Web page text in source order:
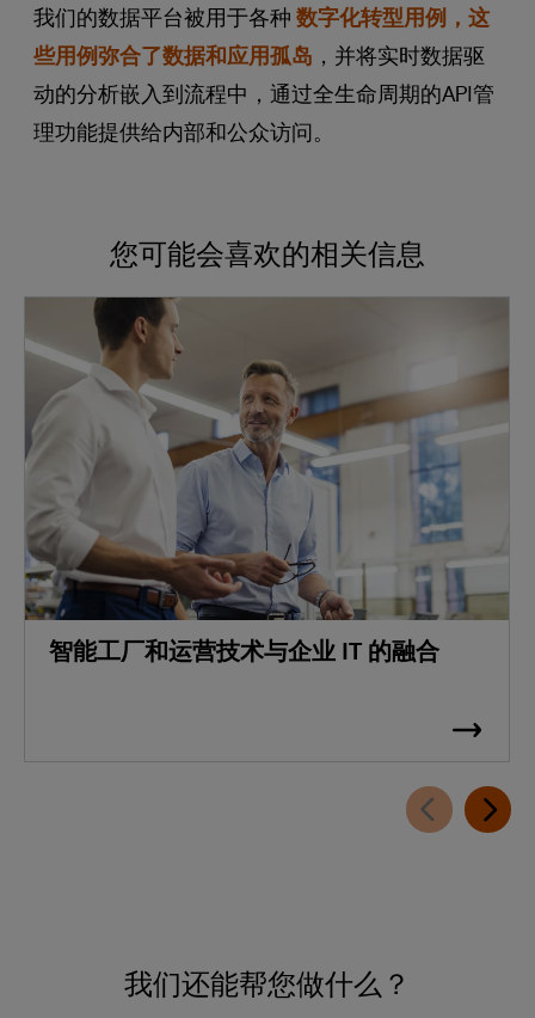
我们的数据平台被用于各种 数字化转型用例，这
些用例弥合了数据和应用孤岛 ，并将实时数据驱
动的分析嵌入到流程中，通过全生命周期的API管
理功能提供给内部和公众访问。
您可能会喜欢的相关信息
智能工厂和运营技术与企业 IT 的融合
我们还能帮您做什么？